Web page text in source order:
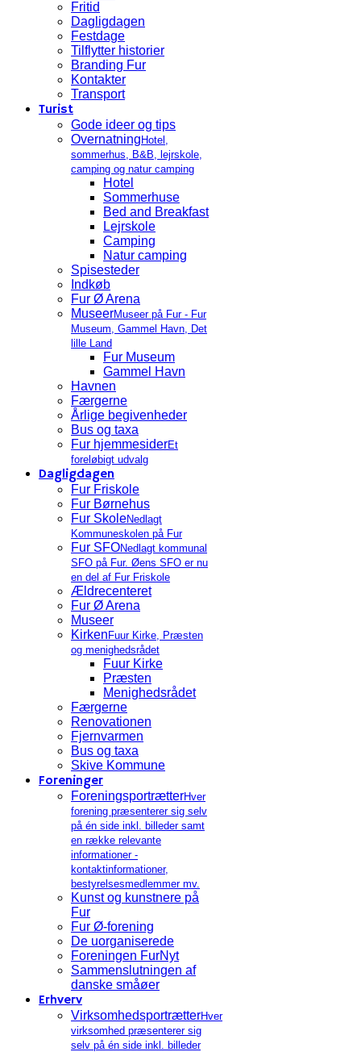
Fritid
Dagligdagen
Festdage
Tilflytter historier
Branding Fur
Kontakter
Transport
Turist
Gode ideer og tips
Overnatning Hotel,
sommerhus, B&B, lejrskole,
camping og natur camping
Hotel
Sommerhuse
Bed and Breakfast
Lejrskole
Camping
Natur camping
Spisesteder
Indkøb
Fur Ø Arena
MuseerMuseer på Fur - Fur
Museum, Gammel Havn, Det
lille Land
Fur Museum
Gammel Havn
Havnen
Færgerne
Årlige begivenheder
Bus og taxa
Fur hjemmesiderEt
foreløbigt udvalg
Dagligdagen
Fur Friskole
Fur Børnehus
Fur SkoleNedlagt
Kommuneskolen på Fur
Fur SFONedlagt kommunal
SFO på Fur. Øens SFO er nu
en del af Fur Friskole
Ældrecenteret
Fur Ø Arena
Museer
Kirken Fuur Kirke, Præsten
og menighedsrådet
Fuur Kirke
Præsten
Menighedsrådet
Færgerne
Renovationen
Fjernvarmen
Bus og taxa
Skive Kommune
Foreninger
ForeningsportrætterHver
forening præsenterer sig selv
på én side inkl. billeder samt
en række relevante
informationer -
kontaktinformationer,
bestyrelsesmedlemmer mv.
Kunst og kunstnere på
Fur
Fur Ø-forening
De uorganiserede
Foreningen FurNyt
Sammenslutningen af
danske småøer
Erhverv
VirksomhedsportrætterHver
virksomhed præsenterer sig
selv på én side inkl. billeder